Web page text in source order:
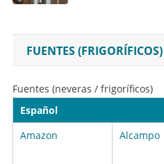
FUENTES (FRIGORÍFICOS)
Fuentes (neveras / frigoríficos)
Español
Amazon
Alcampo